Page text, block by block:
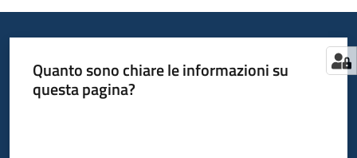
Quanto sono chiare le informazioni su
questa pagina?